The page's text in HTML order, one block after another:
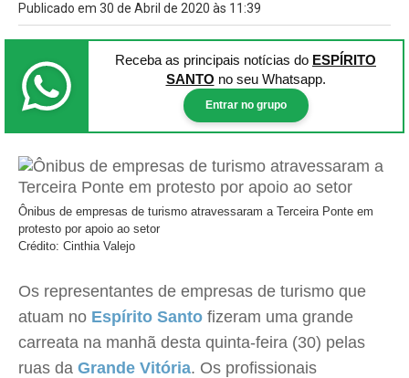
Publicado em 30 de Abril de 2020 às 11:39
Receba as principais notícias do ESPÍRITO
SANTO no seu Whatsapp.
Entrar no grupo
Ônibus de empresas de turismo atravessaram a Terceira Ponte em
protesto por apoio ao setor
Crédito: Cinthia Valejo
Os representantes de empresas de turismo que
atuam no Espírito Santo fizeram uma grande
carreata na manhã desta quinta-feira (30) pelas
ruas da Grande Vitória. Os profissionais